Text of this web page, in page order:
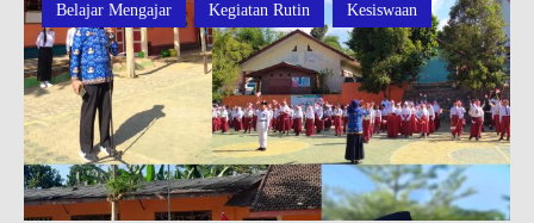
Belajar Mengajar Kegiatan Rutin Kesiswaan